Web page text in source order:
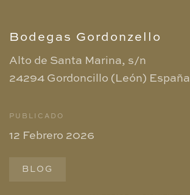
Bodegas Gordonzello
Alto de Santa Marina, s/n
24294 Gordoncillo (León) España
PUBLICADO
12 Febrero 2026
BLOG